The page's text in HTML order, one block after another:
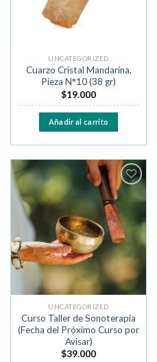
UNCATEGORIZED
Cuarzo Cristal Mandarina,
Pieza N°10 (38 gr)
$19.000
Añadir al carrito
Añadir
lista de
deseos
UNCATEGORIZED
Curso Taller de Sonoterapia
(Fecha del Próximo Curso por
Avisar)
$39.000